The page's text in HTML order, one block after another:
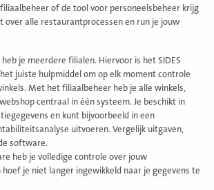
of de tool voor personeelsbeheer krijg
over alle restaurantprocessen en run je jouw
je meerdere filialen. Hiervoor is het SIDES
juiste hulpmiddel om op elk moment controle
Met het filiaalbeheer heb je alle winkels,
centraal in één systeem. Je beschikt in
en kunt bijvoorbeeld in een
uitvoeren. Vergelijk uitgaven,
software.
heb je volledige controle over jouw
je niet langer ingewikkeld naar je gegevens te